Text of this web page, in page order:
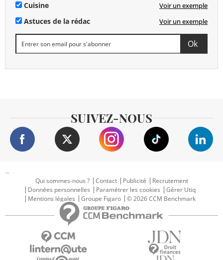
Cuisine Voir un exemple
Astuces de la rédac Voir un exemple
SUIVEZ-NOUS
...
Qui sommes-nous ?
Contact Publicité
Recrutement
Données personnelles
Paramétrer les cookies
Gérer Utiq
Mentions légales
Groupe Figaro © 2026 CCM Benchmark